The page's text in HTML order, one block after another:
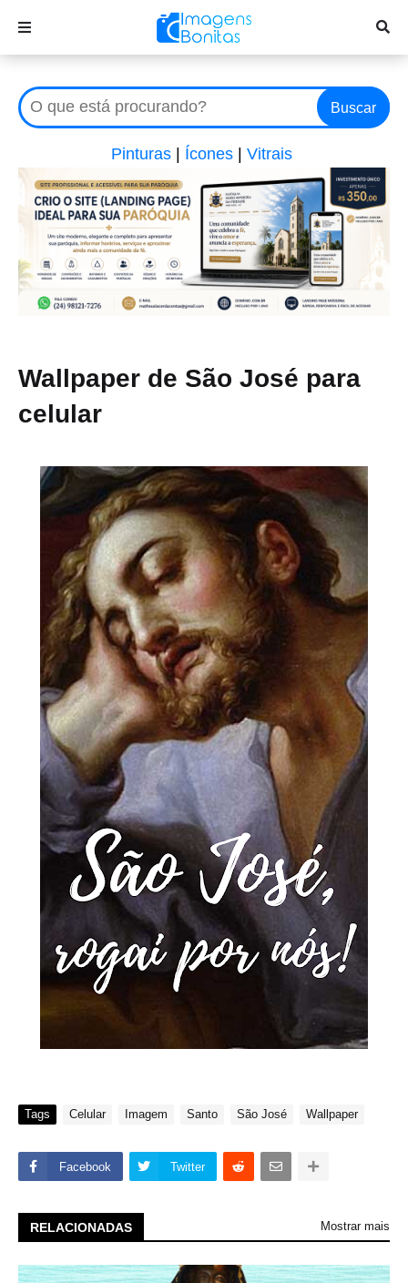
Buscar
Pinturas Ícones Vitrais
Wallpaper de São José para
celular
Tags Celular Imagem Santo São José Wallpaper
Facebook Twitter
RELACIONADAS Mostrar mais